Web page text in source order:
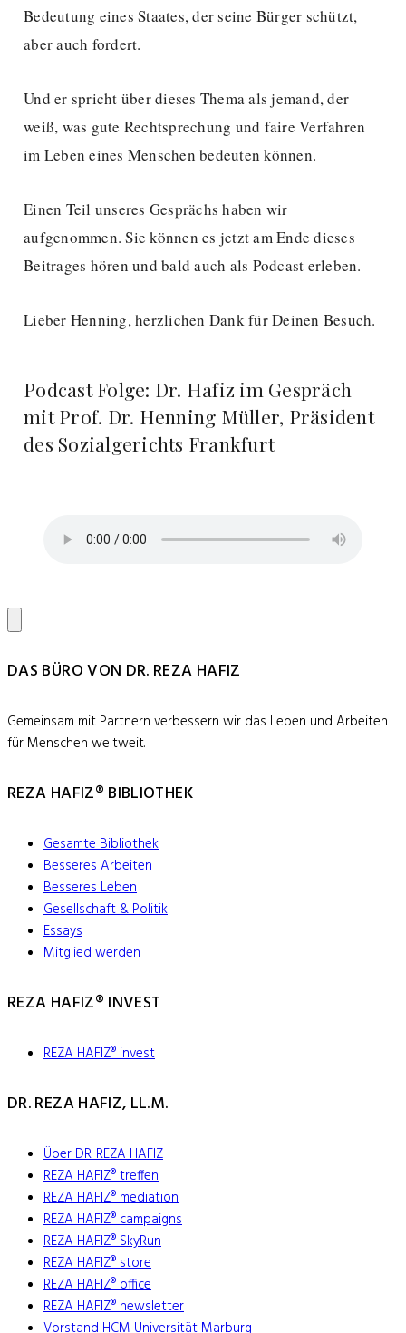
Bedeutung eines Staates, der seine Bürger schützt,
aber auch fordert.
Und er spricht über dieses Thema als jemand, der
weiß, was gute Rechtsprechung und faire Verfahren
im Leben eines Menschen bedeuten können.
Einen Teil unseres Gesprächs haben wir
aufgenommen. Sie können es jetzt am Ende dieses
Beitrages hören und bald auch als Podcast erleben.
Lieber Henning, herzlichen Dank für Deinen Besuch.
Podcast Folge: Dr. Hafiz im Gespräch
mit Prof. Dr. Henning Müller, Präsident
des Sozialgerichts Frankfurt
DAS BÜRO VON DR. REZA HAFIZ
Gemeinsam mit Partnern verbessern wir das Leben und Arbeiten
für Menschen weltweit.
REZA HAFIZ® BIBLIOTHEK
Gesamte Bibliothek
Besseres Arbeiten
Besseres Leben
Gesellschaft & Politik
Essays
Mitglied werden
REZA HAFIZ® INVEST
REZA HAFIZ® invest
DR. REZA HAFIZ, LL.M.
Über DR. REZA HAFIZ
REZA HAFIZ® treffen
REZA HAFIZ® mediation
REZA HAFIZ® campaigns
REZA HAFIZ® SkyRun
REZA HAFIZ® store
REZA HAFIZ® office
REZA HAFIZ® newsletter
Vorstand HCM Universität Marburg